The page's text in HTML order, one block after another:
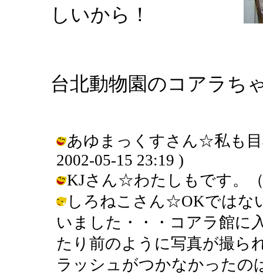
しいから！
台北動物園のコアラち
あゆまっくすさん☆私も
2002-05-15 23:19 )
KJさん☆わたしもです。（
しろねこさん☆OKではな
いました・・・コアラ館に
たり前のように写真が撮ら
ラッシュがつかなかったの